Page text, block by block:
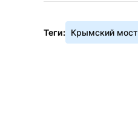
Теги: Крымский мост